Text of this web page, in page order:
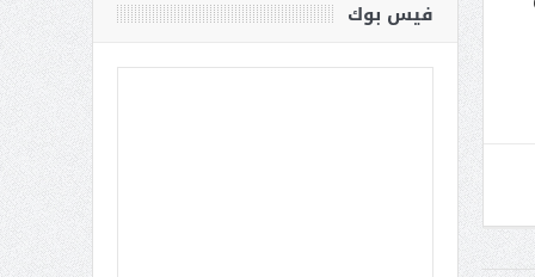
فيس بوك